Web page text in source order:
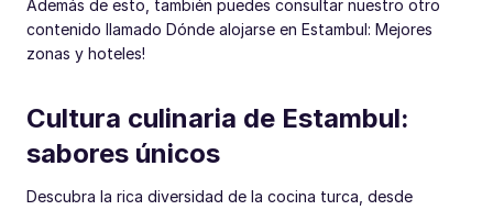
Además de esto, también puedes consultar nuestro otro
contenido llamado Dónde alojarse en Estambul: Mejores
zonas y hoteles!
Cultura culinaria de Estambul:
sabores únicos
Descubra la rica diversidad de la cocina turca, desde